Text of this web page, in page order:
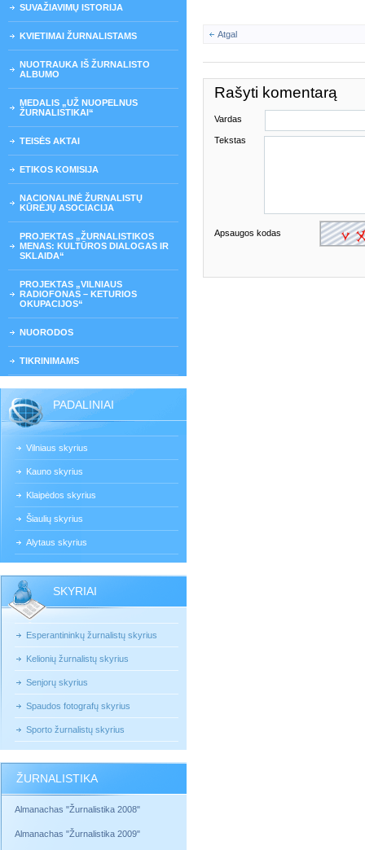
SUVAŽIAVIMŲ ISTORIJA
KVIETIMAI ŽURNALISTAMS
NUOTRAUKA IŠ ŽURNALISTO
ALBUMO
MEDALIS „UŽ NUOPELNUS
ŽURNALISTIKAI“
TEISĖS AKTAI
ETIKOS KOMISIJA
NACIONALINĖ ŽURNALISTŲ
KŪRĖJŲ ASOCIACIJA
PROJEKTAS „ŽURNALISTIKOS
MENAS: KULTŪROS DIALOGAS IR
SKLAIDA“
PROJEKTAS „VILNIAUS
RADIOFONAS – KETURIOS
OKUPACIJOS“
NUORODOS
TIKRINIMAMS
PADALINIAI
Vilniaus skyrius
Kauno skyrius
Klaipėdos skyrius
Šiaulių skyrius
Alytaus skyrius
SKYRIAI
Esperantininkų žurnalistų skyrius
Kelionių žurnalistų skyrius
Senjorų skyrius
Spaudos fotografų skyrius
Sporto žurnalistų skyrius
ŽURNALISTIKA
Almanachas "Žurnalistika 2008"
Almanachas "Žurnalistika 2009"
Atgal
Rašyti komentarą
Vardas
Tekstas
Apsaugos kodas